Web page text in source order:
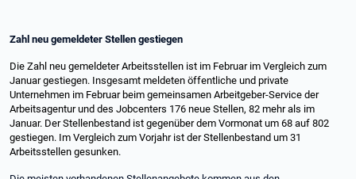
Zahl neu gemeldeter Stellen gestiegen
Die Zahl neu gemeldeter Arbeitsstellen ist im Februar im Vergleich zum
Januar gestiegen. Insgesamt meldeten öffentliche und private
Unternehmen im Februar beim gemeinsamen Arbeitgeber-Service der
Arbeitsagentur und des Jobcenters 176 neue Stellen, 82 mehr als im
Januar. Der Stellenbestand ist gegenüber dem Vormonat um 68 auf 802
gestiegen. Im Vergleich zum Vorjahr ist der Stellenbestand um 31
Arbeitsstellen gesunken.